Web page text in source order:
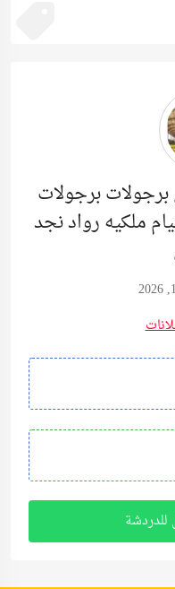
برجولات
ملكيه رواد نجد